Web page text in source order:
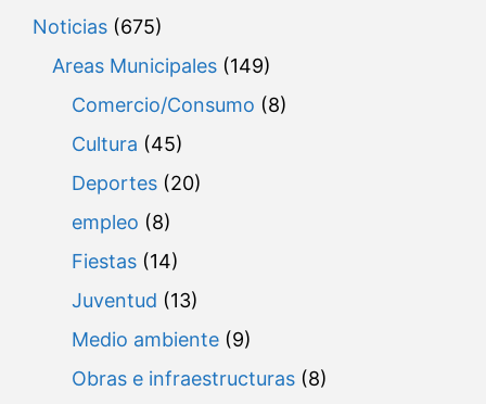
Noticias (675)
Areas Municipales (149)
Comercio/Consumo (8)
Cultura (45)
Deportes (20)
empleo (8)
Fiestas (14)
Juventud (13)
Medio ambiente (9)
Obras e infraestructuras (8)